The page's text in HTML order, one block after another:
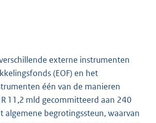
externe instrumenten
(EOF) en het
één van de manieren
11,2 mld gecommitteerd aan 240
algemene begrotingssteun, waarvan